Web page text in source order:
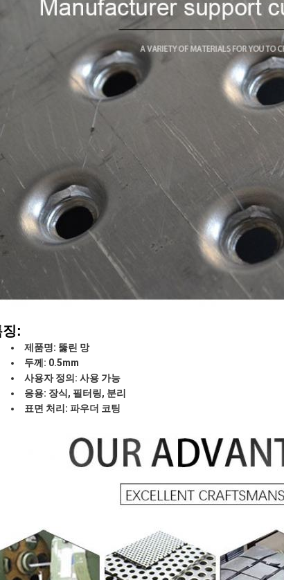
:
제품명: 뚫린 망
두께: 0.5mm
사용자 정의: 사용 가능
응용: 장식, 필터링, 분리
표면 처리: 파우더 코팅